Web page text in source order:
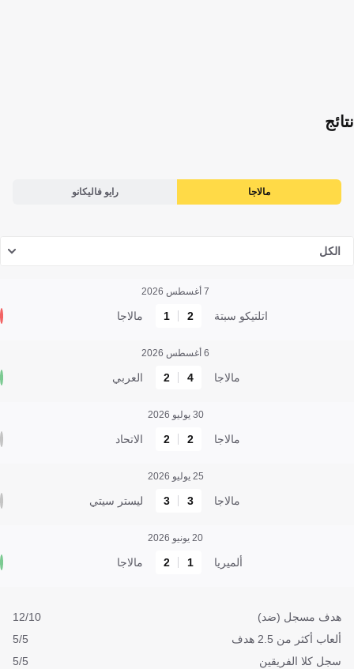
نتائج
مالاجا رايو فاليكانو
الكل
7 أغسطس 2026
اتلتيكو سبتة 2
1 مالاجا
6 أغسطس 2026
مالاجا 4
2 العربي
30 يوليو 2026
مالاجا 2
2 الاتحاد
25 يوليو 2026
مالاجا 3
3 ليستر سيتي
20 يونيو 2026
ألميريا 1
2 مالاجا
هدف مسجل (ضد)
12/10
ألعاب أكثر من 2.5 هدف
5/5
سجل كلا الفريقين
5/5